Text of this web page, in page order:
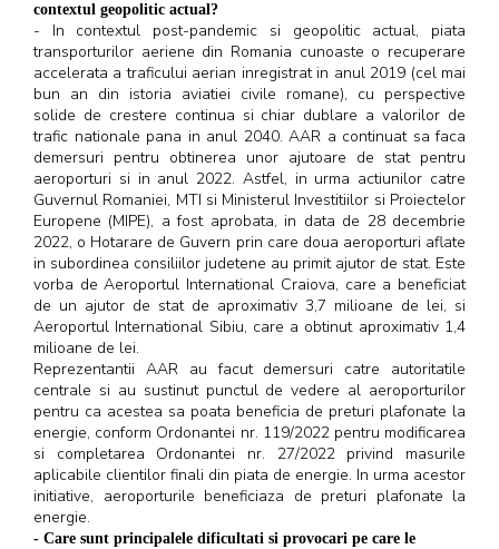
contextul geopolitic actual?
- In contextul post-pandemic si geopolitic actual, piata
transporturilor aeriene din Romania cunoaste o recuperare
accelerata a traficului aerian inregistrat in anul 2019 (cel mai
bun an din istoria aviatiei civile romane), cu perspective
solide de crestere continua si chiar dublare a valorilor de
trafic nationale pana in anul 2040. AAR a continuat sa faca
demersuri pentru obtinerea unor ajutoare de stat pentru
aeroporturi si in anul 2022. Astfel, in urma actiunilor catre
Guvernul Romaniei, MTI si Ministerul Investitiilor si Proiectelor
Europene (MIPE), a fost aprobata, in data de 28 decembrie
2022, o Hotarare de Guvern prin care doua aeroporturi aflate
in subordinea consiliilor judetene au primit ajutor de stat. Este
vorba de Aeroportul International Craiova, care a beneficiat
de un ajutor de stat de aproximativ 3,7 milioane de lei, si
Aeroportul International Sibiu, care a obtinut aproximativ 1,4
milioane de lei.
Reprezentantii AAR au facut demersuri catre autoritatile
centrale si au sustinut punctul de vedere al aeroporturilor
pentru ca acestea sa poata beneficia de preturi plafonate la
energie, conform Ordonantei nr. 119/2022 pentru modificarea
si completarea Ordonantei nr. 27/2022 privind masurile
aplicabile clientilor finali din piata de energie. In urma acestor
initiative, aeroporturile beneficiaza de preturi plafonate la
energie.
- Care sunt principalele dificultati si provocari pe care le